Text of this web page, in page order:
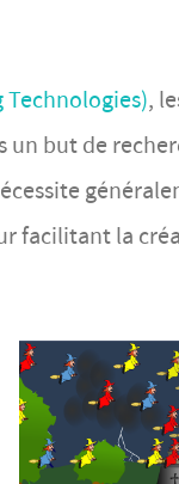
Technologies),
un but de
facilitant la